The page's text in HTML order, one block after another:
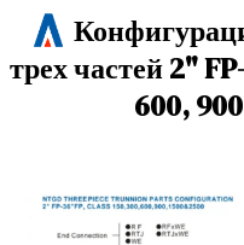
трех частей 2"
600,